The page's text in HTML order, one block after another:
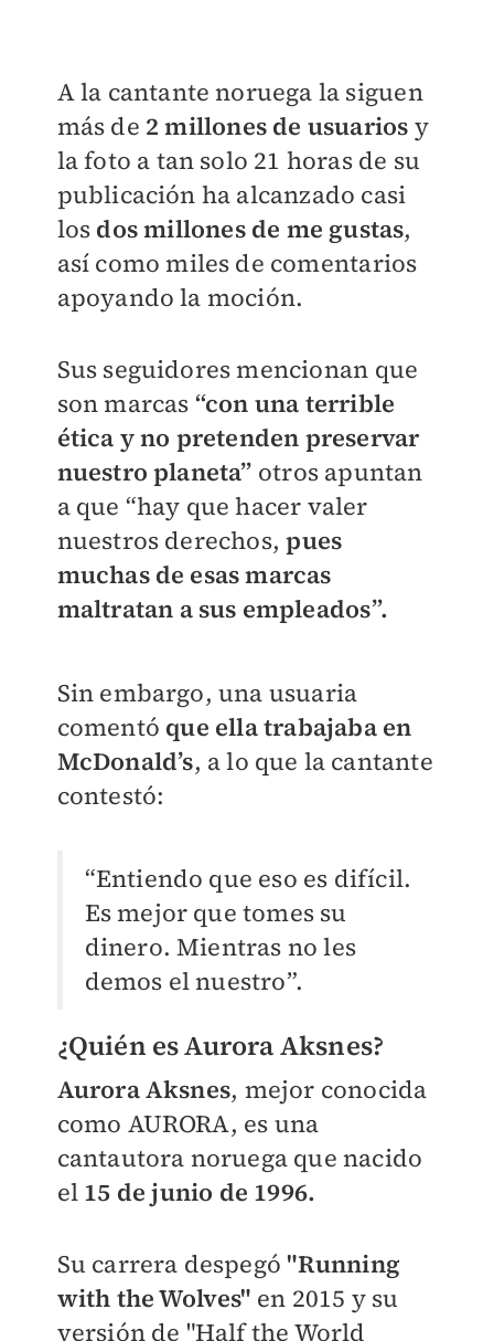
A la cantante noruega la siguen
más de 2 millones de usuarios y
la foto a tan solo 21 horas de su
publicación ha alcanzado casi
los dos millones de me gustas,
así como miles de comentarios
apoyando la moción.
Sus seguidores mencionan que
son marcas “con una terrible
ética y no pretenden preservar
nuestro planeta” otros apuntan
a que “hay que hacer valer
nuestros derechos,pues
muchas de esas marcas
maltratan a sus empleados”.
Sin embargo, una usuaria
comentó que ella trabajaba en
McDonald’s, a lo que la cantante
contestó:
“Entiendo que eso es difícil.
Es mejor que tomes su
dinero. Mientras no les
demos el nuestro”.
¿Quién es Aurora Aksnes?
Aurora Aksnes, mejor conocida
como AURORA, es una
cantautora noruega que nacido
el 15 de junio de 1996.
Su carrera despegó"Running
with the Wolves" en 2015 y su
versión de "Half the World